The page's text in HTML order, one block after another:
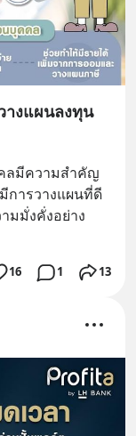
างแผนลงทุน
ลมีความสำคัญ
การวางแผนที่ดี
มมั่งคั่งอย่าง
16 1 13